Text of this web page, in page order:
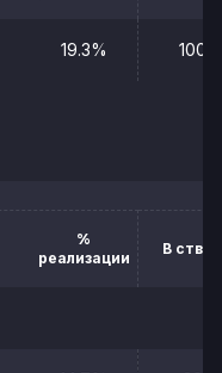
19.3% 100
%
реализации
В створ